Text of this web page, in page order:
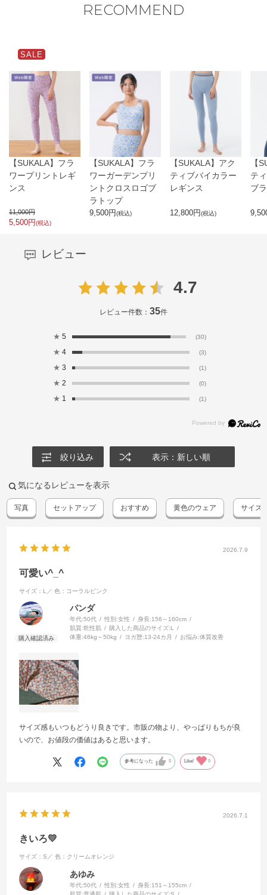
RECOMMEND
SALE
【SUKALA】フラ
ワープリントレギ
ンス
11,000円
5,500円(税込)
【SUKALA】フラ
ワーガーデンプリ
ントクロスロゴブ
ラトップ
9,500円(税込)
【SUKALA】アク
ティブバイカラー
レギンス
12,800円(税込)
【
テ
ブ
レビュー
4.7
レビュー件数： 35件
★ 5 (30)
★ 4 (3)
★ 3 (1)
★ 2 (0)
★ 1 (1)
絞り込み 表示：新しい順
気になるレビューを表示
写真 セットアップ おすすめ 黄色のウェア サイズ
2026.7.9
可愛い^_^
サイズ：L／ 色：コーラルピンク
パンダ
年代:50代 性別:女性 身長:156～160cm
肌質:乾性肌 購入した商品のサイズ:L
体重:46kg～50kg ヨガ歴:13-24カ月 お悩み:体質改善
サイズ感もいつもどうり良きです。市販の物より、やっぱりもちが良
いので、お値段の価値はあると思います。
参考になった 0 Like! 0
2026.7.1
きいろ💛
サイズ：S／ 色：クリームオレンジ
あゆみ
年代:50代 性別:女性 身長:151～155cm